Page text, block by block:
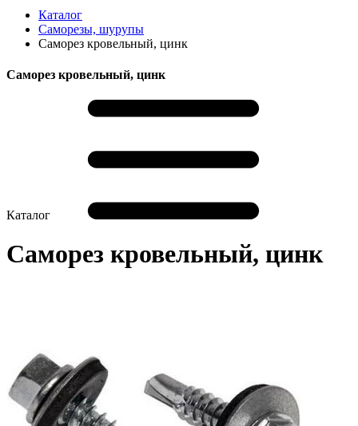
Каталог
Саморезы, шурупы
Саморез кровельный, цинк
Саморез кровельный, цинк
Каталог
Саморез кровельный, цинк